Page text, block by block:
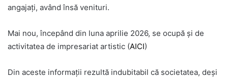
angajați, având însă venituri.
Mai nou, începând din luna aprilie 2026, se ocupă și de
activitatea de impresariat artistic (AICI)
Din aceste informații rezultă indubitabil că societatea, deși